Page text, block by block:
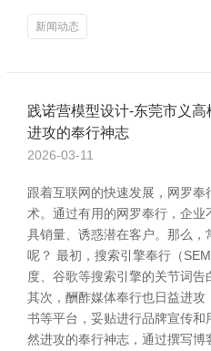
新闻动态
践诺营模型设计-东莞市义
进攻的奉行神志
2026-03-11
跟着互联网的快速发展，网罗
术。通过有用的网罗奉行，企
具销量、诱惑潜在客户。那么
呢？ 最初，搜索引擎奉行（
度、谷歌等搜索引擎的关节词告
其次，酬酢媒体奉行也日益进
书等平台，妥贴进行品牌宣传
然进攻的奉行神志，通过撰写